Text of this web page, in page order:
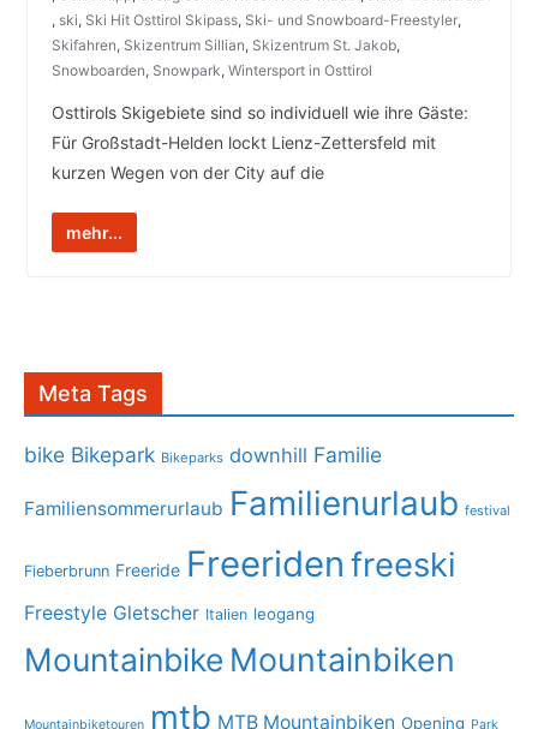
, ski, Ski Hit Osttirol Skipass, Ski- und Snowboard-Freestyler,
Skifahren, Skizentrum Sillian, Skizentrum St. Jakob,
Snowboarden, Snowpark, Wintersport in Osttirol
Osttirols Skigebiete sind so individuell wie ihre Gäste:
Für Großstadt-Helden lockt Lienz-Zettersfeld mit
kurzen Wegen von der City auf die
mehr...
Meta Tags
bike Bikepark Bikeparks downhill Familie
Familiensommerurlaub Familienurlaub festival
Fieberbrunn Freeride Freeriden freeski
Freestyle Gletscher Italien leogang
Mountainbike Mountainbiken
Mountainbiketouren mtb MTB Mountainbiken Opening Park